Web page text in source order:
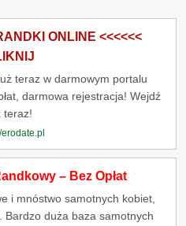
ONLINE <<<<<<
teraz w darmowym portalu
darmowa rejestracja! Wejdź
teraz!
– Bez Opłat
i mnóstwo samotnych kobiet,
Bardzo duża baza samotnych